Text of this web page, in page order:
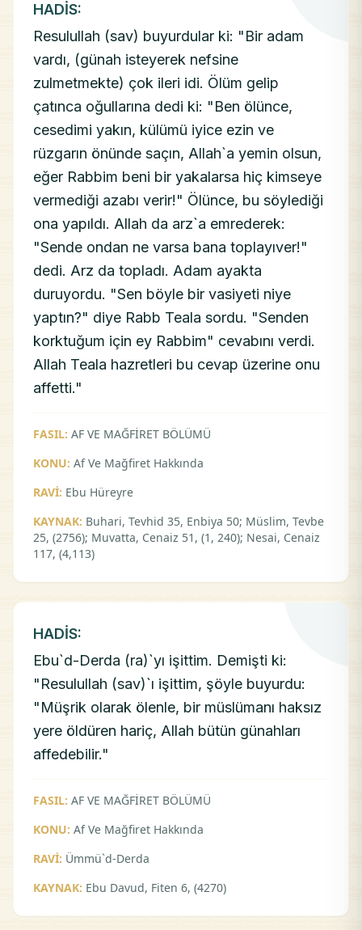
HADİS:
Resulullah (sav) buyurdular ki: "Bir adam
vardı, (günah isteyerek nefsine
zulmetmekte) çok ileri idi. Ölüm gelip
çatınca oğullarına dedi ki: "Ben ölünce,
cesedimi yakın, külümü iyice ezin ve
rüzgarın önünde saçın, Allah`a yemin olsun,
eğer Rabbim beni bir yakalarsa hiç kimseye
vermediği azabı verir!" Ölünce, bu söylediği
ona yapıldı. Allah da arz`a emrederek:
"Sende ondan ne varsa bana toplayıver!"
dedi. Arz da topladı. Adam ayakta
duruyordu. "Sen böyle bir vasiyeti niye
yaptın?" diye Rabb Teala sordu. "Senden
korktuğum için ey Rabbim" cevabını verdi.
Allah Teala hazretleri bu cevap üzerine onu
affetti."
FASIL: AF VE MAĞFİRET BÖLÜMÜ
KONU: Af Ve Mağfiret Hakkında
RAVİ: Ebu Hüreyre
KAYNAK: Buhari, Tevhid 35, Enbiya 50; Müslim, Tevbe
25, (2756); Muvatta, Cenaiz 51, (1, 240); Nesai, Cenaiz
117, (4,113)
HADİS:
Ebu`d-Derda (ra)`yı işittim. Demişti ki:
"Resulullah (sav)`ı işittim, şöyle buyurdu:
"Müşrik olarak ölenle, bir müslümanı haksız
yere öldüren hariç, Allah bütün günahları
affedebilir."
FASIL: AF VE MAĞFİRET BÖLÜMÜ
KONU: Af Ve Mağfiret Hakkında
RAVİ: Ümmü`d-Derda
KAYNAK: Ebu Davud, Fiten 6, (4270)